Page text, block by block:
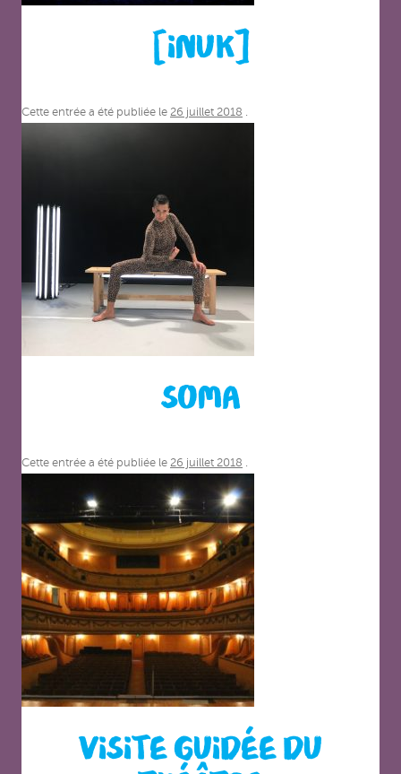
[INUK]
Cette entrée a été publiée le 26 juillet 2018 .
SOMA
Cette entrée a été publiée le 26 juillet 2018 .
VISITE GUIDÉE DU